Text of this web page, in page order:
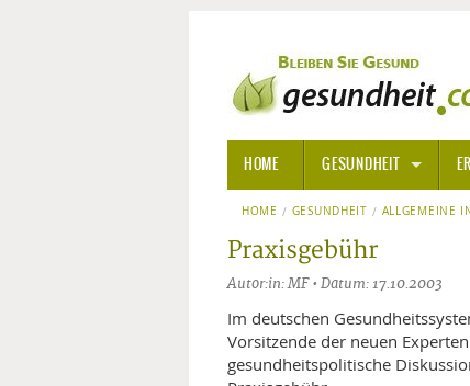
HOME GESUNDHEIT
ALLGEMEINE
ALTERNATIVE HEILWEISEN
ALTERNATIVE MEDIZIN
ARZNEI- UND HEILMITTEL
HOME GESUNDHEIT ALLGEMEINE
Praxisgebühr
Autor:in: MF • Datum: 17.10.2003
Im deutschen
Vorsitzende der neuen
gesundheitspolitische